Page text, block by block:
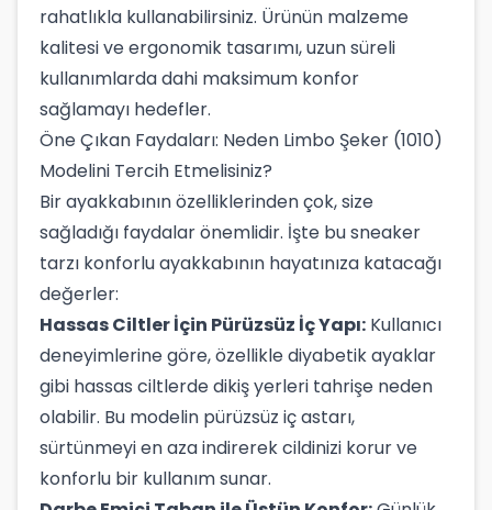
rahatlıkla kullanabilirsiniz. Ürünün malzeme
kalitesi ve ergonomik tasarımı, uzun süreli
kullanımlarda dahi maksimum konfor
sağlamayı hedefler.
Öne Çıkan Faydaları: Neden Limbo Şeker (1010)
Modelini Tercih Etmelisiniz?
Bir ayakkabının özelliklerinden çok, size
sağladığı faydalar önemlidir. İşte bu sneaker
tarzı konforlu ayakkabının hayatınıza katacağı
değerler:
Hassas Ciltler İçin Pürüzsüz İç Yapı: Kullanıcı
deneyimlerine göre, özellikle diyabetik ayaklar
gibi hassas ciltlerde dikiş yerleri tahrişe neden
olabilir. Bu modelin pürüzsüz iç astarı,
sürtünmeyi en aza indirerek cildinizi korur ve
konforlu bir kullanım sunar.